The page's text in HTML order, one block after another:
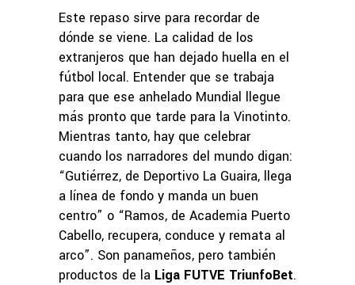
Este repaso sirve para recordar de
dónde se viene. La calidad de los
extranjeros que han dejado huella en el
fútbol local. Entender que se trabaja
para que ese anhelado Mundial llegue
más pronto que tarde para la Vinotinto.
Mientras tanto, hay que celebrar
cuando los narradores del mundo digan:
“Gutiérrez, de Deportivo La Guaira, llega
a línea de fondo y manda un buen
centro” o “Ramos, de Academia Puerto
Cabello, recupera, conduce y remata al
arco”. Son panameños, pero también
productos de la Liga FUTVE TriunfoBet.